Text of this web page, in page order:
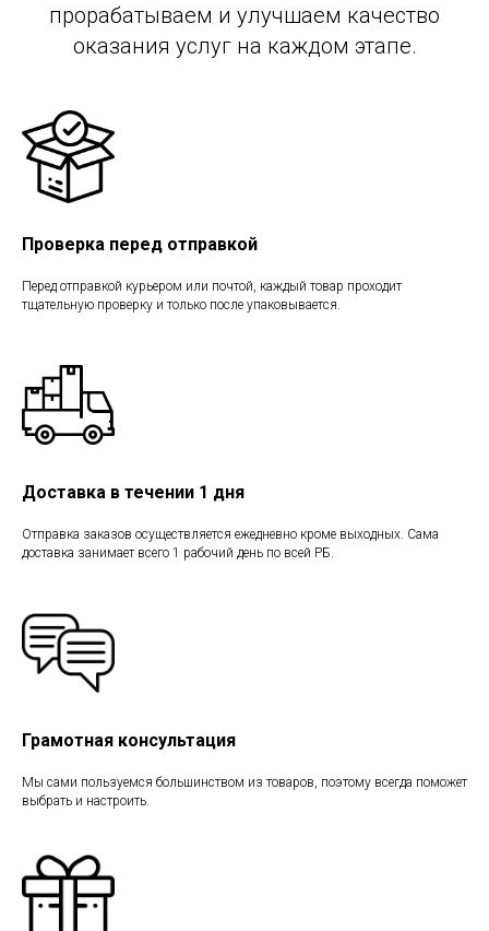
прорабатываем и улучшаем качество
оказания услуг на каждом этапе.
Проверка перед отправкой
Перед отправкой курьером или почтой, каждый товар проходит
тщательную проверку и только после упаковывается.
Доставка в течении 1 дня
Отправка заказов осуществляется ежедневно кроме выходных. Сама
доставка занимает всего 1 рабочий день по всей РБ.
Грамотная консультация
Мы сами пользуемся большинством из товаров, поэтому всегда поможет
выбрать и настроить.